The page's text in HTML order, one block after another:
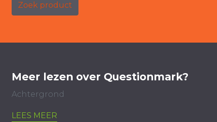
Zoek product
Meer lezen over Questionmark?
Achtergrond
LEES MEER